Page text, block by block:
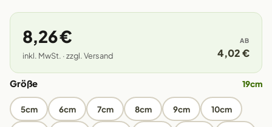
8,26 €
inkl. MwSt. · zzgl. Versand
AB
4,02 €
Größe 19cm
5cm 6cm 7cm 8cm 9cm 10cm